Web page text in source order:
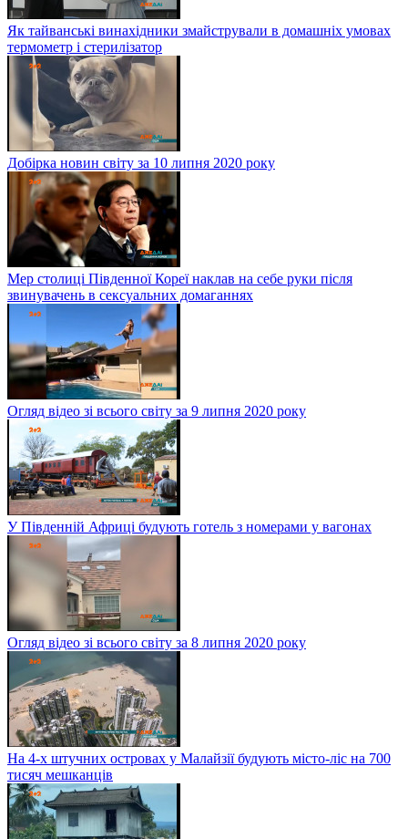
Як тайванські винахідники змайстрували в домашніх умовах
термометр і стерилізатор
Добірка новин світу за 10 липня 2020 року
Мер столиці Південної Кореї наклав на себе руки після
звинувачень в сексуальних домаганнях
Огляд відео зі всього світу за 9 липня 2020 року
У Південній Африці будують готель з номерами у вагонах
Огляд відео зі всього світу за 8 липня 2020 року
На 4-х штучних островах у Малайзії будують місто-ліс на 700
тисяч мешканців